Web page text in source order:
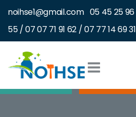
noihse1@gmail.com 05 45 25 96
55 / 07 07 71 91 62 / 07 77 14 69 31